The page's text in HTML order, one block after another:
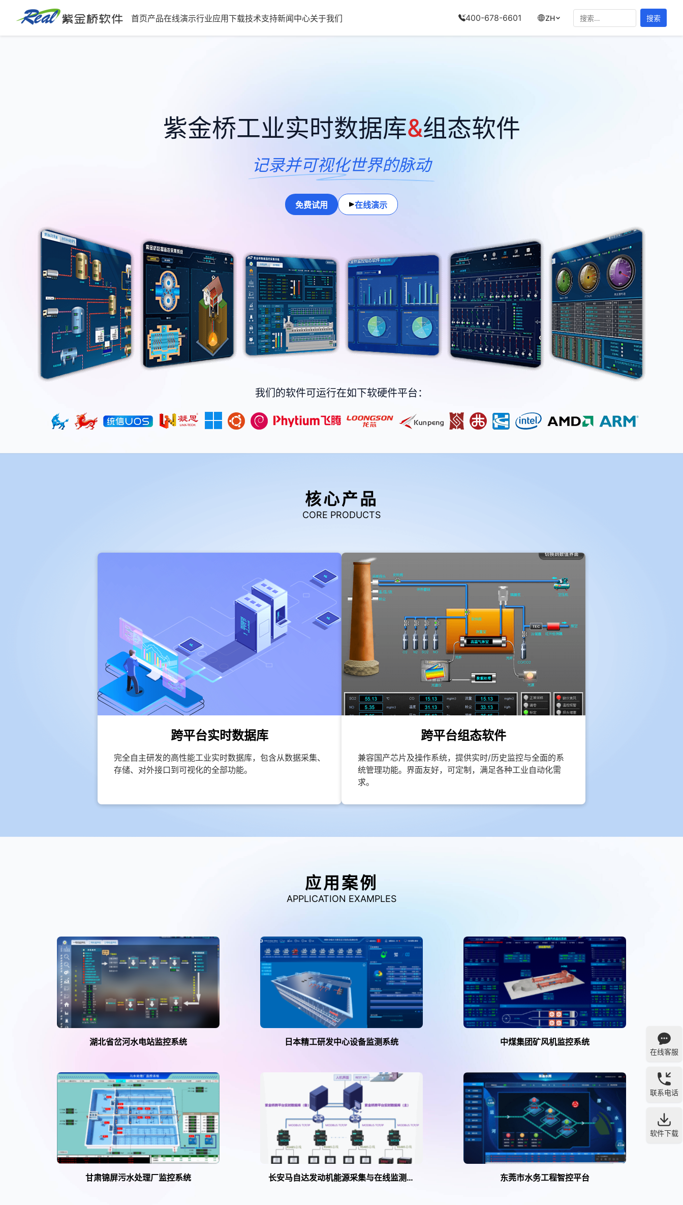
紫金桥软件
首页产品在线演示行业应用下载技术支持新闻中心关于我们 400-678-6601 ZH
索：
紫金桥工业实时数据库&组态软件
记录并可视化世界的脉动
免费试用 在线演示
我们的软件可运行在如下软硬件平台：
核心产品
CORE PRODUCTS
跨平台实时数据库
完全自主研发的高性能工业实时数据库，包含从数据采集、
存储、对外接口到可视化的全部功能。
跨平台组态软件
兼容国产芯片及操作系统，提供实时/历史监控与全面的系
统管理功能。界面友好，可定制，满足各种工业自动化需
求。
应用案例
APPLICATION EXAMPLES
湖北省岔河水电站监控系统 日本精工研发中心设备监测系统 中煤集团矿风机监控系统
甘肃锦屏污水处理厂监控系统 长安马自达发动机能源采集与在线监测系统 东莞市水务工程智控平台
在线客服
联系电话
软件下载